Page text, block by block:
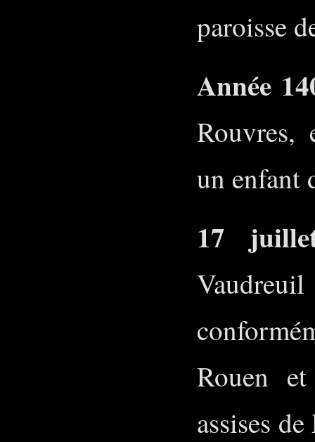
paroisse
Année
Rouvres,
un enfant
17
Rouen
assises